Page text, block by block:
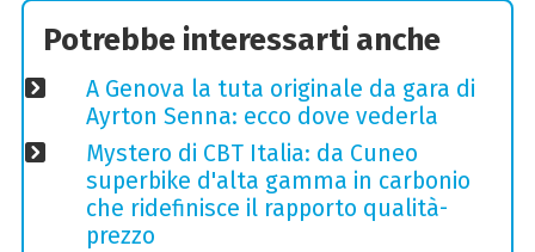
Potrebbe interessarti anche
A Genova la tuta originale da gara di
Ayrton Senna: ecco dove vederla
Mystero di CBT Italia: da Cuneo
superbike d'alta gamma in carbonio
che ridefinisce il rapporto qualità-
prezzo